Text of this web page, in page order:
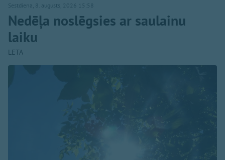
Sestdiena, 8. augusts, 2026 15:58
Nedēļa noslēgsies ar saulainu
laiku
LETA